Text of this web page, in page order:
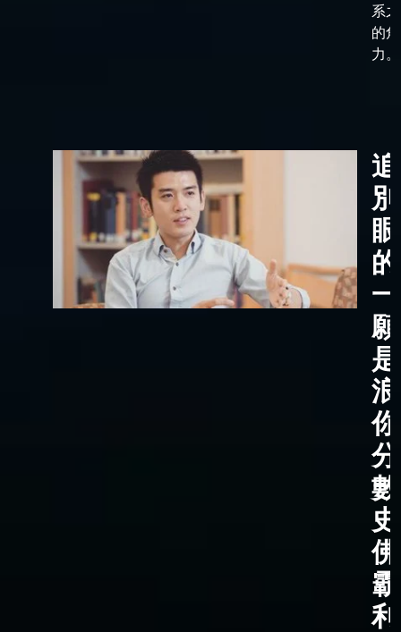
系
的角
力
分